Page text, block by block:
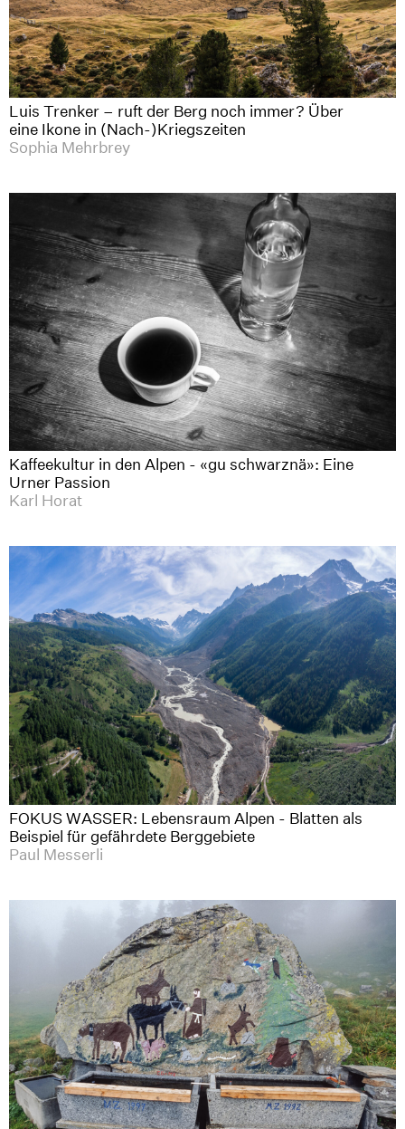
Luis Trenker – ruft der Berg noch immer? Über
eine Ikone in (Nach-)Kriegszeiten
Sophia Mehrbrey
Kaffeekultur in den Alpen - «gu schwarznä»: Eine
Urner Passion
Karl Horat
FOKUS WASSER: Lebensraum Alpen - Blatten als
Beispiel für gefährdete Berggebiete
Paul Messerli